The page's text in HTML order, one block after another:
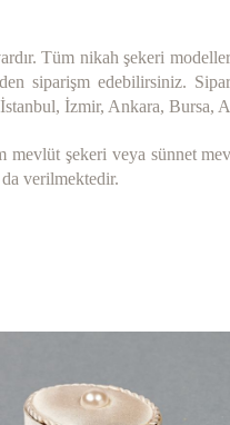
Tüm nikah şekeri
siparişm edebilirsiniz.
İzmir, Ankara, Bursa,
mevlüt şekeri veya sünnet
da verilmektedir.